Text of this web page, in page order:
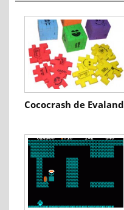
Cococrash de Evaland